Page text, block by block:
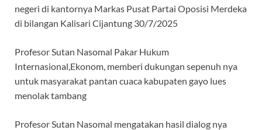
negeri di kantornya Markas Pusat Partai Oposisi Merdeka
di bilangan Kalisari Cijantung 30/7/2025
Profesor Sutan Nasomal Pakar Hukum
Internasional,Ekonom, memberi dukungan sepenuh nya
untuk masyarakat pantan cuaca kabupaten gayo lues
menolak tambang
Profesor Sutan Nasomal mengatakan hasil dialog nya